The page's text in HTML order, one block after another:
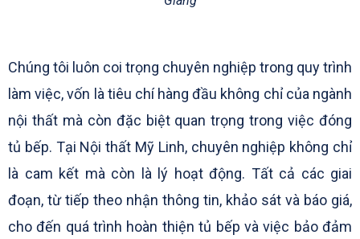
Chúng tôi luôn coi trọng chuyên nghiệp trong quy trình
làm việc, vốn là tiêu chí hàng đầu không chỉ của ngành
nội thất mà còn đặc biệt quan trọng trong việc đóng
tủ bếp. Tại Nội thất Mỹ Linh, chuyên nghiệp không chỉ
là cam kết mà còn là lý hoạt động. Tất cả các giai
đoạn, từ tiếp theo nhận thông tin, khảo sát và báo giá,
cho đến quá trình hoàn thiện tủ bếp và việc bảo đảm